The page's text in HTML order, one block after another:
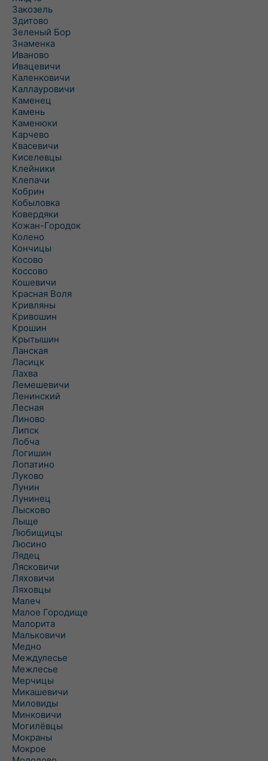
Закозель
Здитово
Зеленый Бор
Знаменка
Иваново
Ивацевичи
Каленковичи
Каллауровичи
Каменец
Камень
Каменюки
Карчево
Квасевичи
Киселевцы
Клейники
Клепачи
Кобрин
Кобыловка
Ковердяки
Кожан-Городок
Колено
Кончицы
Косово
Коссово
Кошевичи
Красная Воля
Кривляны
Кривошин
Крошин
Крытышин
Ланская
Ласицк
Лахва
Лемешевичи
Ленинский
Лесная
Линово
Липск
Лобча
Логишин
Лопатино
Луково
Лунин
Лунинец
Лысково
Лыще
Любищицы
Люсино
Лядец
Лясковичи
Ляховичи
Ляховцы
Малеч
Малое Городище
Малорита
Мальковичи
Медно
Междулесье
Межлесье
Мерчицы
Микашевичи
Миловиды
Минковичи
Могилёвцы
Мокраны
Мокрое